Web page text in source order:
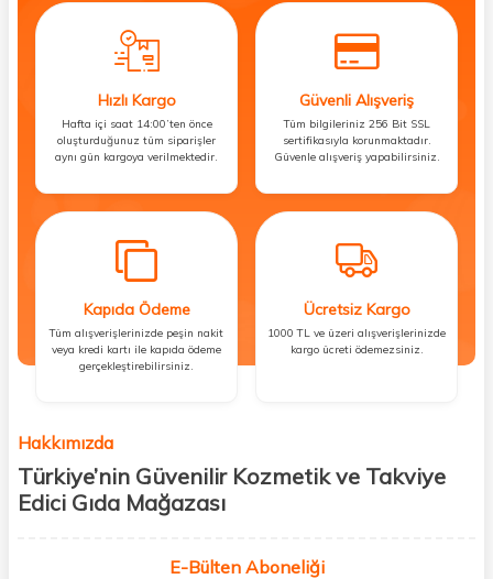
Hızlı Kargo
Hafta içi saat 14:00’ten önce
oluşturduğunuz tüm siparişler
aynı gün kargoya verilmektedir.
Güvenli Alışveriş
Tüm bilgileriniz 256 Bit SSL
sertifikasıyla korunmaktadır.
Güvenle alışveriş yapabilirsiniz.
Kapıda Ödeme
Tüm alışverişlerinizde peşin nakit
veya kredi kartı ile kapıda ödeme
gerçekleştirebilirsiniz.
Ücretsiz Kargo
1000 TL ve üzeri alışverişlerinizde
kargo ücreti ödemezsiniz.
Hakkımızda
Türkiye’nin Güvenilir Kozmetik ve Takviye
Edici Gıda Mağazası
kişisel bakım hem de takviye edici gıda ürünlerini sizlerle
E-Bülten Aboneliği